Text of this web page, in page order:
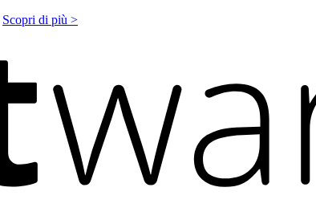
Scopri di più >